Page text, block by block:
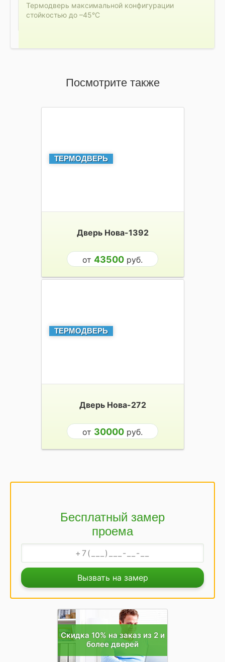
Термодверь максимальной конфигурации
стойкостью до –45°C
Посмотрите также
ТЕРМОДВЕРЬ
Дверь Нова-1392
от 43500 руб.
ТЕРМОДВЕРЬ
Дверь Нова-272
от 30000 руб.
Бесплатный замер
проема
Вызвать на замер
Скидка 10% на заказ из 2 и
более дверей